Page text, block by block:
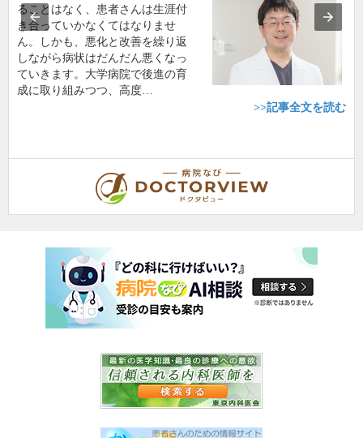
ることはなく、患者さんは生涯付
き合っていかなくてはなりませ
ん。しかも、悪化と改善を繰り返
しながら病状はだんだん悪くなっ
ていきます。大学病院で後進の育
成に取り組みつつ、高度…
>>記事全文を読む